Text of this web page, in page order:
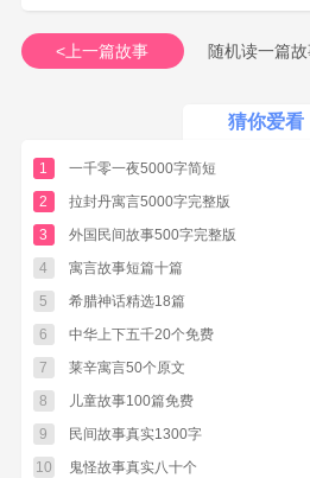
足轻重的众神的首领，芙蕾
芙莉格相提并论的重要角色
是一位掌管海洋、渔业和港
暴、海浪和火焰的统治者。
人类因此也格外崇拜诺德，
向他祈祷，而诺德也以富有
助的人们经常能得到出乎意料
在巨人塞亚西企图劫掠亚
春苹果，反而被亚萨神群起
儿丝各蒂前来亚萨园挑衅寻
西一起住在山上的巨人，她
雪靴在深山老林里射杀凶猛
萨园的时候，头戴金盔身穿
箭，完全是一副拚命的样子。
<上一篇故事 随机读一篇
猜你爱看
1
一千零一夜5000字简短
2
拉封丹寓言5000字完整版
3
外国民间故事500字完整版
4
寓言故事短篇十篇
5
希腊神话精选18篇
6
中华上下五千20个免费
7
莱辛寓言50个原文
8
儿童故事100篇免费
9
民间故事真实1300字
10
鬼怪故事真实八十个